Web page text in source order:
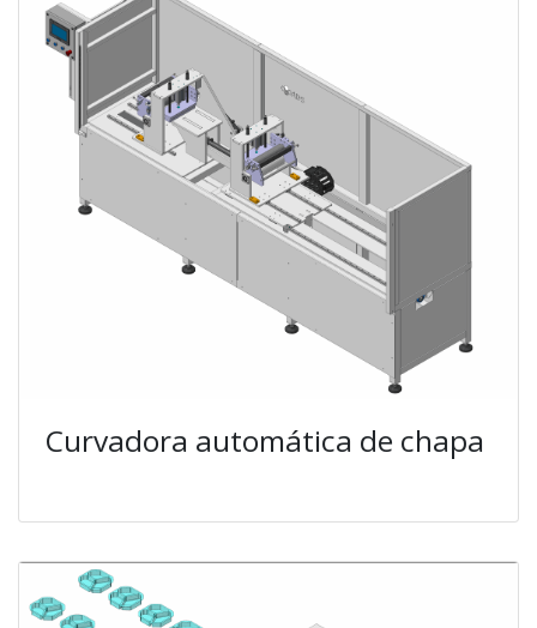
Curvadora automática de chapa